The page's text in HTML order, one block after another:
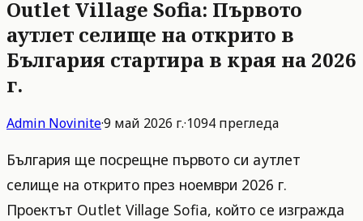
Outlet Village Sofia: Първото
аутлет селище на открито в
България стартира в края на 2026
г.
Admin Novinite·9 май 2026 г.·1094 прегледа
България ще посрещне първото си аутлет
селище на открито през ноември 2026 г.
Проектът Outlet Village Sofia, който се изгражда